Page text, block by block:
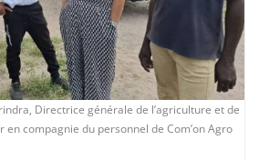
Directrice générale de l’agriculture et de
en compagnie du personnel de Com’on Agro